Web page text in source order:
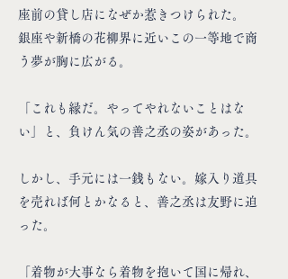
座前の貸し店になぜか惹きつけられた。
銀座や新橋の花柳界に近いこの一等地で商
う夢が胸に広がる。
「これも縁だ。やってやれないことはな
い」と、負けん気の善之丞の姿があった。
しかし、手元には一銭もない。嫁入り道具
を売れば何とかなると、善之丞は友野に迫
った。
「着物が大事なら着物を抱いて国に帰れ、